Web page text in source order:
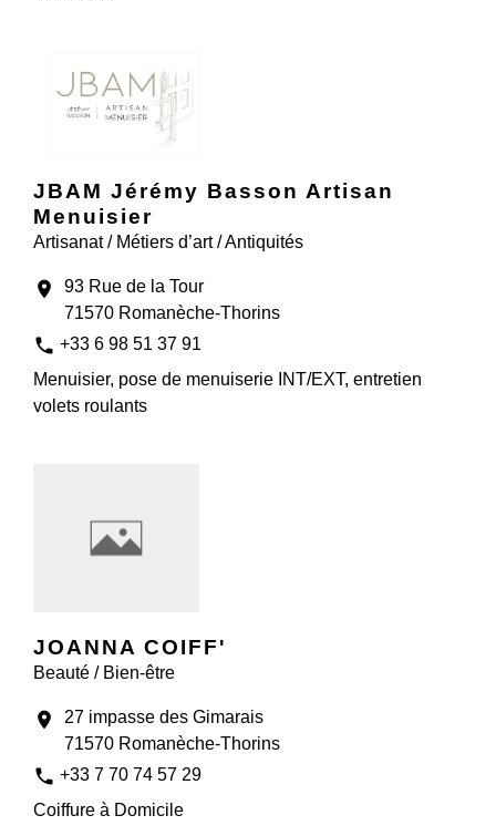
JBAM Jérémy Basson Artisan
Menuisier
Artisanat / Métiers d’art / Antiquités
location_on
93 Rue de la Tour
71570 Romanèche-Thorins
phone +33 6 98 51 37 91
Menuisier, pose de menuiserie INT/EXT, entretien
volets roulants
JOANNA COIFF'
Beauté / Bien-être
location_on
27 impasse des Gimarais
71570 Romanèche-Thorins
phone +33 7 70 74 57 29
Coiffure à Domicile